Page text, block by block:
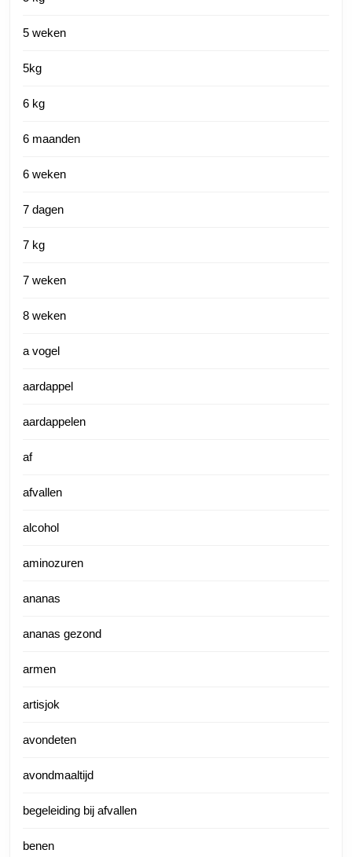
5 weken
5kg
6 kg
6 maanden
6 weken
7 dagen
7 kg
7 weken
8 weken
a vogel
aardappel
aardappelen
af
afvallen
alcohol
aminozuren
ananas
ananas gezond
armen
artisjok
avondeten
avondmaaltijd
begeleiding bij afvallen
benen